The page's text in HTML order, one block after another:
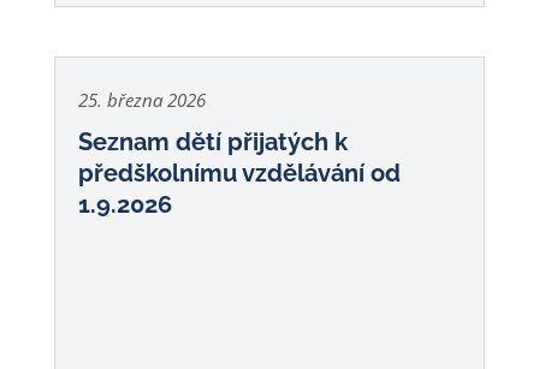
Seznam dětí přijatých k
předškolnímu vzdělávání od
1.9.2026
25. března 2026